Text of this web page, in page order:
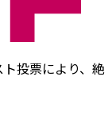
投票により、絶